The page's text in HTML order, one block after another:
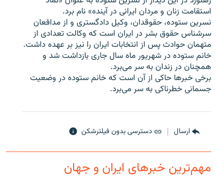
به ما بپیوندید
زبان‌های دیگر
استقامت زنان و مردان ایرانی در آینده» نام برد.
نسرین ستوده، حقوقدان، وکیل دادگستری و از مدافعان
سرشناس حقوق بشر در ایران است که وکالت تعدادی از
متهمان حوادث پس از انتخابات ایران را نیز بر عهده داشت.
خانم ستوده در شهریور ماه سال جاری بازداشت شد و
همچنان در زندان به سر می‌برد.
برخی خبرها حاکی از آن است که خانم ستوده در وضعیت
جسمانی خطرناکی به سر می‌برد.
ارسال دسترسی بدون فیلترشکن
مهم‌ترین خبرهای ایران و جهان